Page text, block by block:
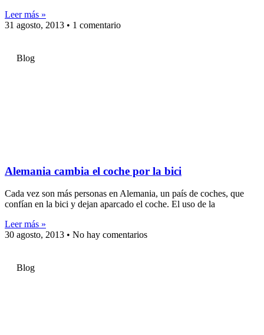
Leer más »
31 agosto, 2013
1 comentario
Blog
Alemania cambia el coche por la bici
Cada vez son más personas en Alemania, un país de coches, que
confían en la bici y dejan aparcado el coche. El uso de la
Leer más »
30 agosto, 2013
No hay comentarios
Blog